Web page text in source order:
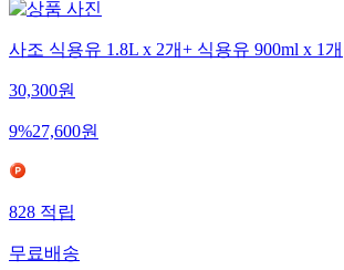
사조 식용유 1.8L x 2개+ 식용유 900ml x 1개
30,300원
9%27,600원
828적립
무료배송